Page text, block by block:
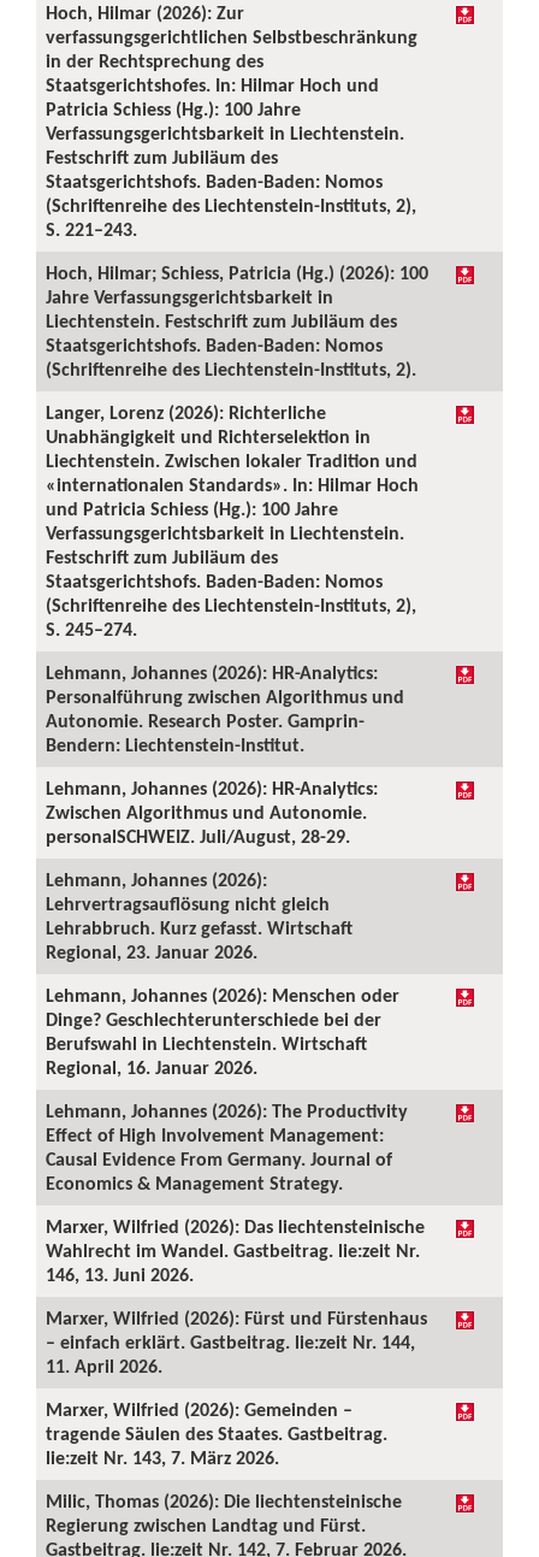
Hoch, Hilmar (2026): Zur
verfassungsgerichtlichen Selbstbeschränkung
in der Rechtsprechung des
Staatsgerichtshofes. In: Hilmar Hoch und
Patricia Schiess (Hg.): 100 Jahre
Verfassungsgerichtsbarkeit in Liechtenstein.
Festschrift zum Jubiläum des
Staatsgerichtshofs. Baden-Baden: Nomos
(Schriftenreihe des Liechtenstein-Instituts, 2),
S. 221–243.
Hoch, Hilmar; Schiess, Patricia (Hg.) (2026): 100
Jahre Verfassungsgerichtsbarkeit in
Liechtenstein. Festschrift zum Jubiläum des
Staatsgerichtshofs. Baden-Baden: Nomos
(Schriftenreihe des Liechtenstein-Instituts, 2).
Langer, Lorenz (2026): Richterliche
Unabhängigkeit und Richterselektion in
Liechtenstein. Zwischen lokaler Tradition und
«internationalen Standards». In: Hilmar Hoch
und Patricia Schiess (Hg.): 100 Jahre
Verfassungsgerichtsbarkeit in Liechtenstein.
Festschrift zum Jubiläum des
Staatsgerichtshofs. Baden-Baden: Nomos
(Schriftenreihe des Liechtenstein-Instituts, 2),
S. 245–274.
Lehmann, Johannes (2026): HR-Analytics:
Personalführung zwischen Algorithmus und
Autonomie. Research Poster. Gamprin-
Bendern: Liechtenstein-Institut.
Lehmann, Johannes (2026): HR-Analytics:
Zwischen Algorithmus und Autonomie.
personalSCHWEIZ. Juli/August, 28-29.
Lehmann, Johannes (2026):
Lehrvertragsauflösung nicht gleich
Lehrabbruch. Kurz gefasst. Wirtschaft
Regional, 23. Januar 2026.
Lehmann, Johannes (2026): Menschen oder
Dinge? Geschlechterunterschiede bei der
Berufswahl in Liechtenstein. Wirtschaft
Regional, 16. Januar 2026.
Lehmann, Johannes (2026): The Productivity
Effect of High Involvement Management:
Causal Evidence From Germany. Journal of
Economics & Management Strategy.
Marxer, Wilfried (2026): Das liechtensteinische
Wahlrecht im Wandel. Gastbeitrag. lie:zeit Nr.
146, 13. Juni 2026.
Marxer, Wilfried (2026): Fürst und Fürstenhaus
– einfach erklärt. Gastbeitrag. lie:zeit Nr. 144,
11. April 2026.
Marxer, Wilfried (2026): Gemeinden –
tragende Säulen des Staates. Gastbeitrag.
lie:zeit Nr. 143, 7. März 2026.
Milic, Thomas (2026): Die liechtensteinische
Regierung zwischen Landtag und Fürst.
Gastbeitrag. lie:zeit Nr. 142, 7. Februar 2026.